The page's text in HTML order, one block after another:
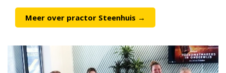
Meer over practor Steenhuis →